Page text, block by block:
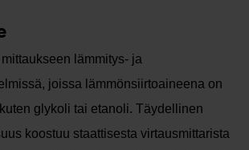
mittaukseen lämmitys- ja
joissa lämmönsiirtoaineena on
glykoli tai etanoli. Täydellinen
koostuu staattisesta virtausmittarista